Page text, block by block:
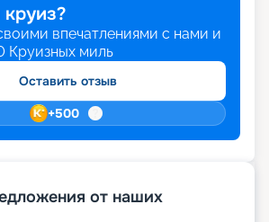
впечатлениями с нами и
Круизных миль
Оставить отзыв
+500
от наших